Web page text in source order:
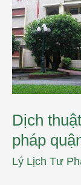
Dịch
pháp
Lý Lịch Tư
chứng
lý
lịch
tư
pháp
quận
1
TP
HCM
gấp